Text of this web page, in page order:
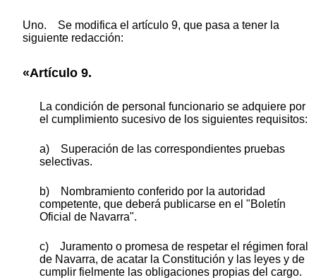
Uno. Se modifica el artículo 9, que pasa a tener la
siguiente redacción:
«Artículo 9.
La condición de personal funcionario se adquiere por
el cumplimiento sucesivo de los siguientes requisitos:
a) Superación de las correspondientes pruebas
selectivas.
b) Nombramiento conferido por la autoridad
competente, que deberá publicarse en el "Boletín
Oficial de Navarra".
c) Juramento o promesa de respetar el régimen foral
de Navarra, de acatar la Constitución y las leyes y de
cumplir fielmente las obligaciones propias del cargo.